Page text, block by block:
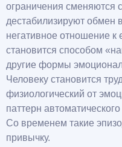
ограничения сменяются
дестабилизируют обмен
негативное отношение к
становится способом
другие формы
Человеку становится
физиологический от
паттерн
Со временем такие
привычку.